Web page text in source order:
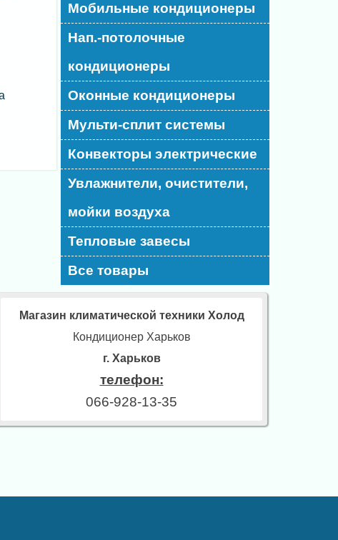
Мобильные кондиционеры
Нап.-потолочные
кондиционеры
Оконные кондиционеры
Мульти-сплит системы
Конвекторы электрические
Увлажнители, очистители,
мойки воздуха
Тепловые завесы
Все товары
Магазин климатической техники Холод
Кондиционер Харьков
г. Харьков
телефон:
066-928-13-35